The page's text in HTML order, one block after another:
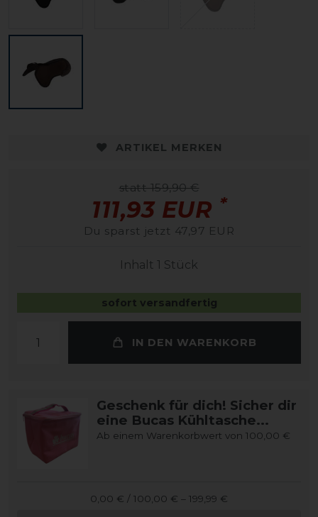
ARTIKEL MERKEN
statt 159,90 €
111,93 EUR *
Du sparst jetzt 47,97 EUR
Inhalt 1 Stück
sofort versandfertig
IN DEN WARENKORB
Geschenk für dich! Sicher dir
eine Bucas Kühltasche...
Ab einem Warenkorbwert von 100,00 €
0,00 € / 100,00 € – 199,99 €